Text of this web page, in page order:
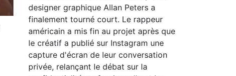
designer graphique Allan Peters a
finalement tourné court. Le rappeur
américain a mis fin au projet après que
le créatif a publié sur Instagram une
capture d'écran de leur conversation
privée, relançant le débat sur la